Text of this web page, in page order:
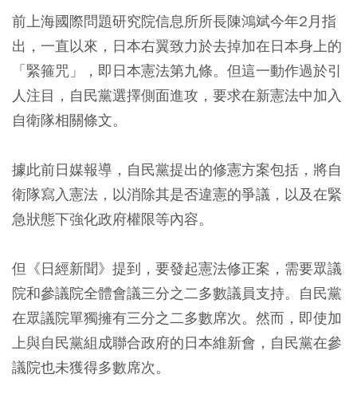
前上海國際問題研究院信息所所長陳鴻斌今年2月指
出，一直以來，日本右翼致力於去掉加在日本身上的
「緊箍咒」，即日本憲法第九條。但這一動作過於引
人注目，自民黨選擇側面進攻，要求在新憲法中加入
自衛隊相關條文。
據此前日媒報導，自民黨提出的修憲方案包括，將自
衛隊寫入憲法，以消除其是否違憲的爭議，以及在緊
急狀態下強化政府權限等內容。
但《日經新聞》提到，要發起憲法修正案，需要眾議
院和參議院全體會議三分之二多數議員支持。自民黨
在眾議院單獨擁有三分之二多數席次。然而，即使加
上與自民黨組成聯合政府的日本維新會，自民黨在參
議院也未獲得多數席次。